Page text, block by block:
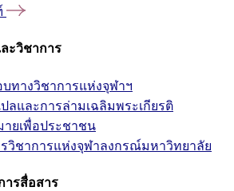
ะวิชาการ
ทางวิชาการแห่งจุฬาฯ
ลและการล่ามเฉลิมพระเกียรติ
ยเพื่อประชาชน
วิชาการแห่งจุฬาลงกรณ์มหาวิทยาลัย
ารสื่อสาร